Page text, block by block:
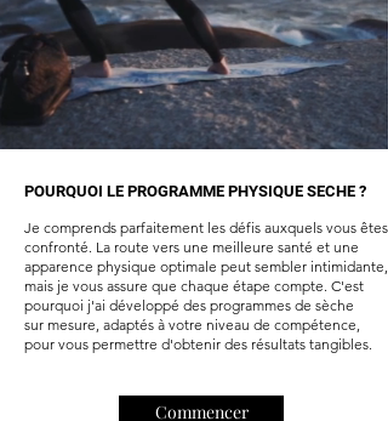
POURQUOI LE PROGRAMME PHYSIQUE SECHE ?
Je comprends parfaitement les défis auxquels vous êtes
confronté. La route vers une meilleure santé et une
apparence physique optimale peut sembler intimidante,
mais je vous assure que chaque étape compte. C'est
pourquoi j'ai développé des programmes de sèche
sur mesure, adaptés à votre niveau de compétence,
pour vous permettre d'obtenir des résultats tangibles.
Commencer